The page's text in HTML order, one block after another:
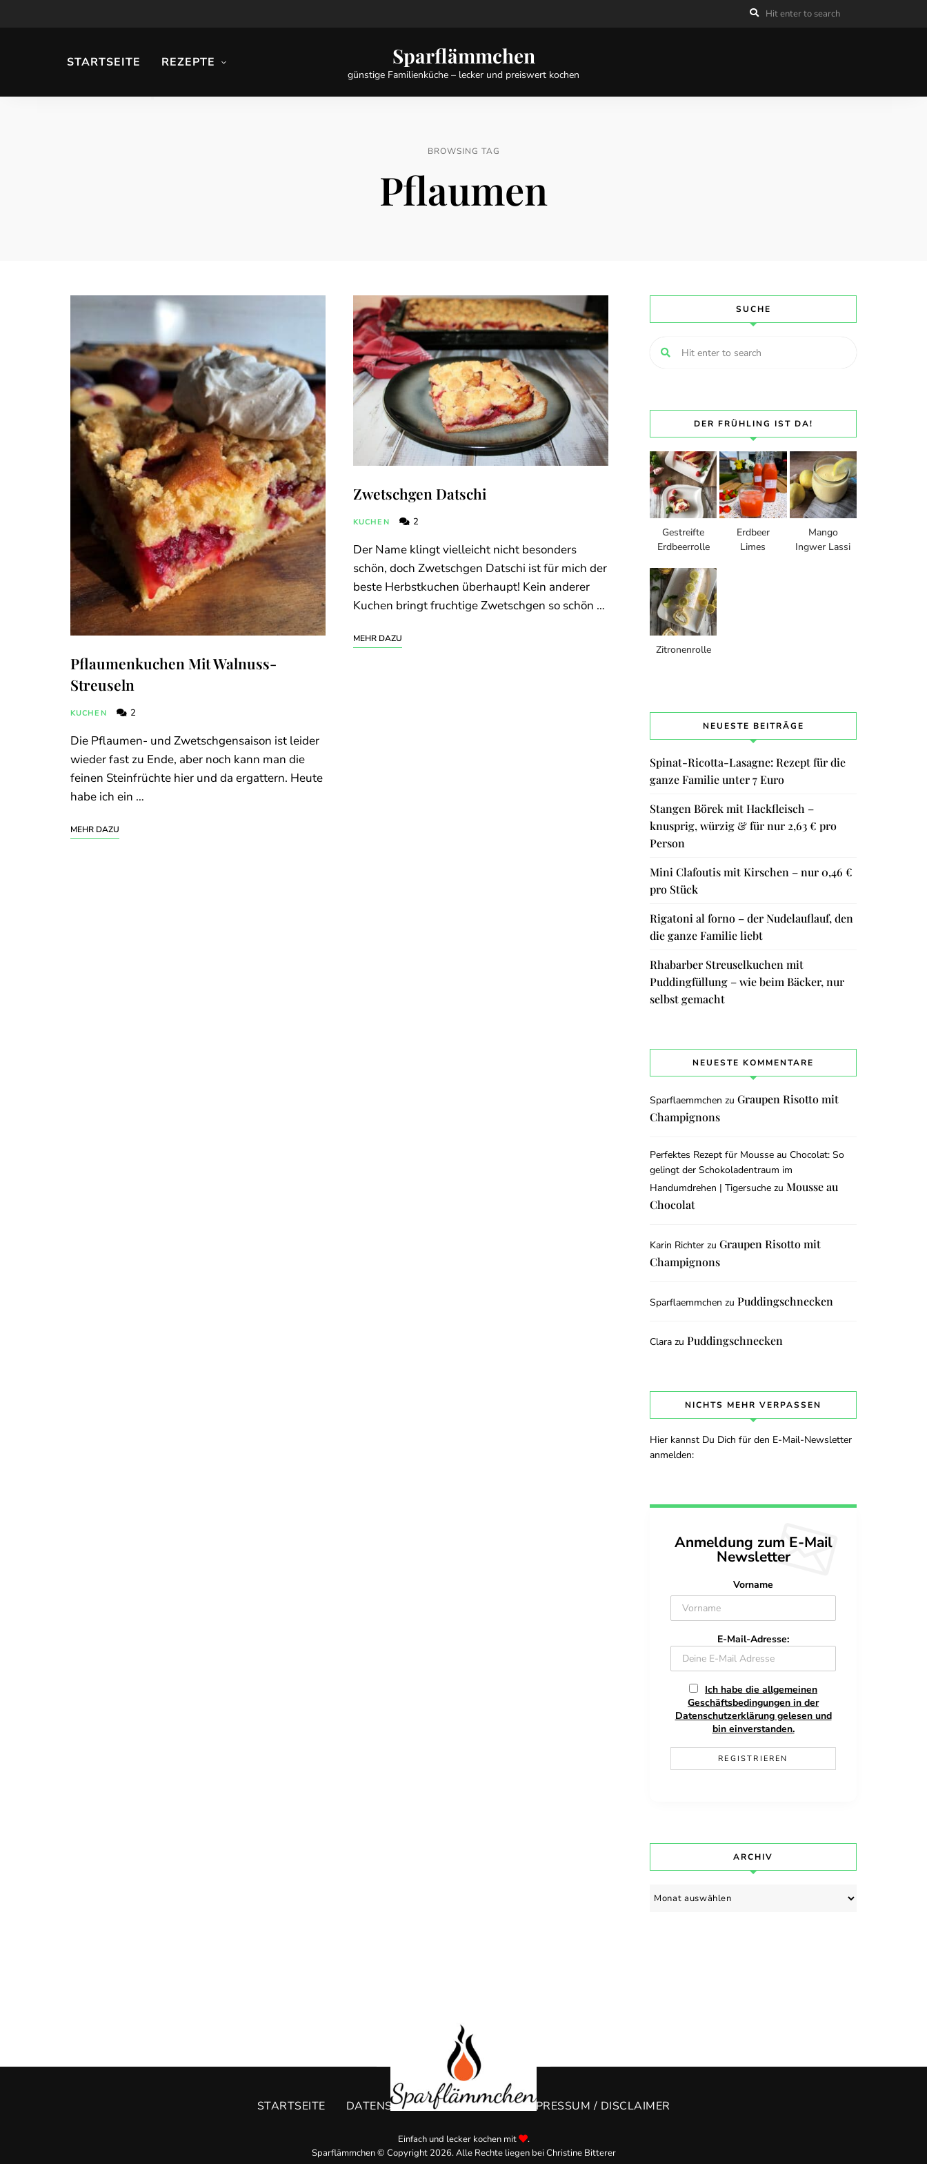
Sparflämmchen
günstige Familienküche – lecker und preiswert kochen
STARTSEITE REZEPTE
BROWSING TAG
Pflaumen
Pflaumenkuchen Mit Walnuss-
Streuseln
KUCHEN 2
Die Pflaumen- und Zwetschgensaison ist leider
wieder fast zu Ende, aber noch kann man die
feinen Steinfrüchte hier und da ergattern. Heute
habe ich ein …
MEHR DAZU
Zwetschgen Datschi
KUCHEN 2
Der Name klingt vielleicht nicht besonders
schön, doch Zwetschgen Datschi ist für mich der
beste Herbstkuchen überhaupt! Kein anderer
Kuchen bringt fruchtige Zwetschgen so schön …
MEHR DAZU
SUCHE
DER FRÜHLING IST DA!
Gestreifte
Erdbeerrolle
Erdbeer
Limes
Mango
Ingwer Lassi
Zitronenrolle
NEUESTE BEITRÄGE
Spinat-Ricotta-Lasagne: Rezept für die
ganze Familie unter 7 Euro
Stangen Börek mit Hackfleisch –
knusprig, würzig & für nur 2,63 € pro
Person
Mini Clafoutis mit Kirschen – nur 0,46 €
pro Stück
Rigatoni al forno – der Nudelauflauf, den
die ganze Familie liebt
Rhabarber Streuselkuchen mit
Puddingfüllung – wie beim Bäcker, nur
selbst gemacht
NEUESTE KOMMENTARE
Sparflaemmchen zu Graupen Risotto mit
Champignons
Perfektes Rezept für Mousse au Chocolat: So
gelingt der Schokoladentraum im
Handumdrehen | Tigersuche zu Mousse au
Chocolat
Karin Richter zu Graupen Risotto mit
Champignons
Sparflaemmchen zu Puddingschnecken
Clara zu Puddingschnecken
NICHTS MEHR VERPASSEN
Hier kannst Du Dich für den E-Mail-Newsletter
anmelden:
Anmeldung zum E-Mail
Newsletter
Vorname
E-Mail-Adresse:
Ich habe die allgemeinen
Geschäftsbedingungen in der
Datenschutzerklärung gelesen und
bin einverstanden.
ARCHIV
Archiv
STARTSEITE DATENSCHUTZERKLÄRUNG IMPRESSUM / DISCLAIMER
Einfach und lecker kochen mit
.
Sparflämmchen © Copyright 2026. Alle Rechte liegen bei Christine Bitterer